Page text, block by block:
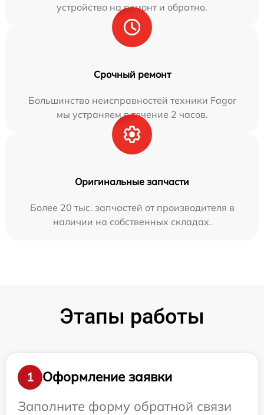
устройство на ремонт и обратно.
Срочный ремонт
Большинство неисправностей техники Fagor
мы устраняем в течение 2 часов.
Оригинальные запчасти
Более 20 тыс. запчастей от производителя в
наличии на собственных складах.
Этапы работы
1
Оформление заявки
Заполните форму обратной связи